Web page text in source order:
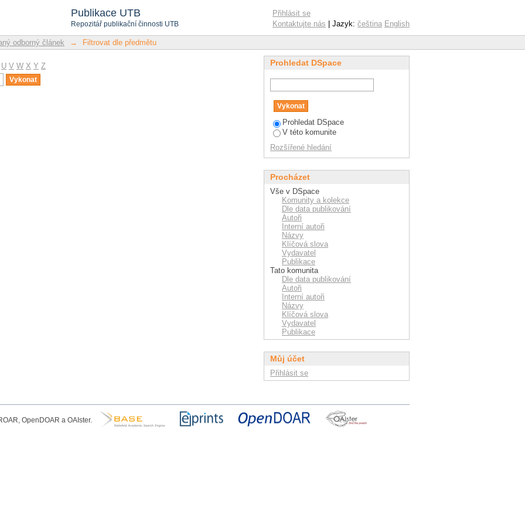
Publikace UTB
Repozitář publikační činnosti UTB
Přihlásit se
Kontaktujte nás | Jazyk: čeština English
odborný článek → Filtrovat dle předmětu
U V W X Y Z
Prohledat DSpace
Prohledat DSpace
V této komunite
Rozšířené hledání
Procházet
Vše v DSpace
Komunity a kolekce
Dle data publikování
Autoři
Interní autoři
Názvy
Klíčová slova
Vydavatel
Publikace
Tato komunita
Dle data publikování
Autoři
Interní autoři
Názvy
Klíčová slova
Vydavatel
Publikace
Můj účet
Přihlásit se
OpenDOAR a OAIster.